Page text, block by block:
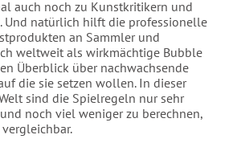
auch noch zu Kunstkritikern und
Und natürlich hilft die professionelle
an Sammler und
weltweit als wirkmächtige Bubble
Überblick über nachwachsende
die sie setzen wollen. In dieser
sind die Spielregeln nur sehr
noch viel weniger zu berechnen,